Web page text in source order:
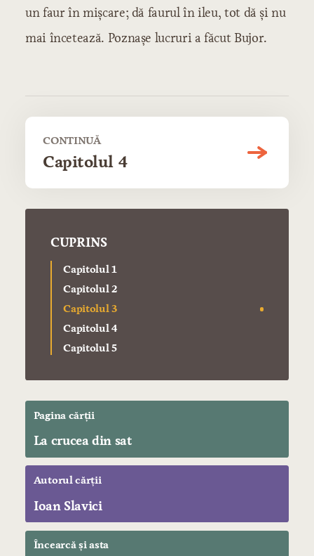
un faur în mișcare; dă faurul în ileu, tot dă și nu
mai încetează. Poznașe lucruri a făcut Bujor.
CONTINUĂ
Capitolul 4
CUPRINS
Capitolul 1
Capitolul 2
Capitolul 3
Capitolul 4
Capitolul 5
Pagina cărții
La crucea din sat
Autorul cărții
Ioan Slavici
Încearcă și asta